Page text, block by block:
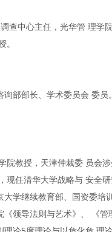
查中心主任，光华管 理学
。
部部长、学术委员会 委员
教授，天津仲裁委 员会
任清华大学战略与 安全
学继续教育部、国资委培
领导法则与艺术》、 《管